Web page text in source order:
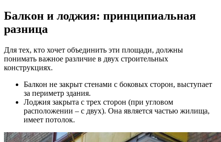
Балкон и лоджия: принципиальная
разница
Для тех, кто хочет объединить эти площади, должны
понимать важное различие в двух строительных
конструкциях.
Балкон не закрыт стенами с боковых сторон, выступает
за периметр здания.
Лоджия закрыта с трех сторон (при угловом
расположении – с двух). Она является частью жилища,
имеет потолок.